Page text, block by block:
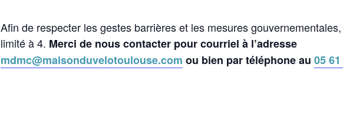
Afin de respecter les gestes barrières et les mesures
limité à 4. Merci de nous contacter pour courriel à l’adresse
mdmc@maisonduvelotoulouse.com ou bien par téléphone au 05